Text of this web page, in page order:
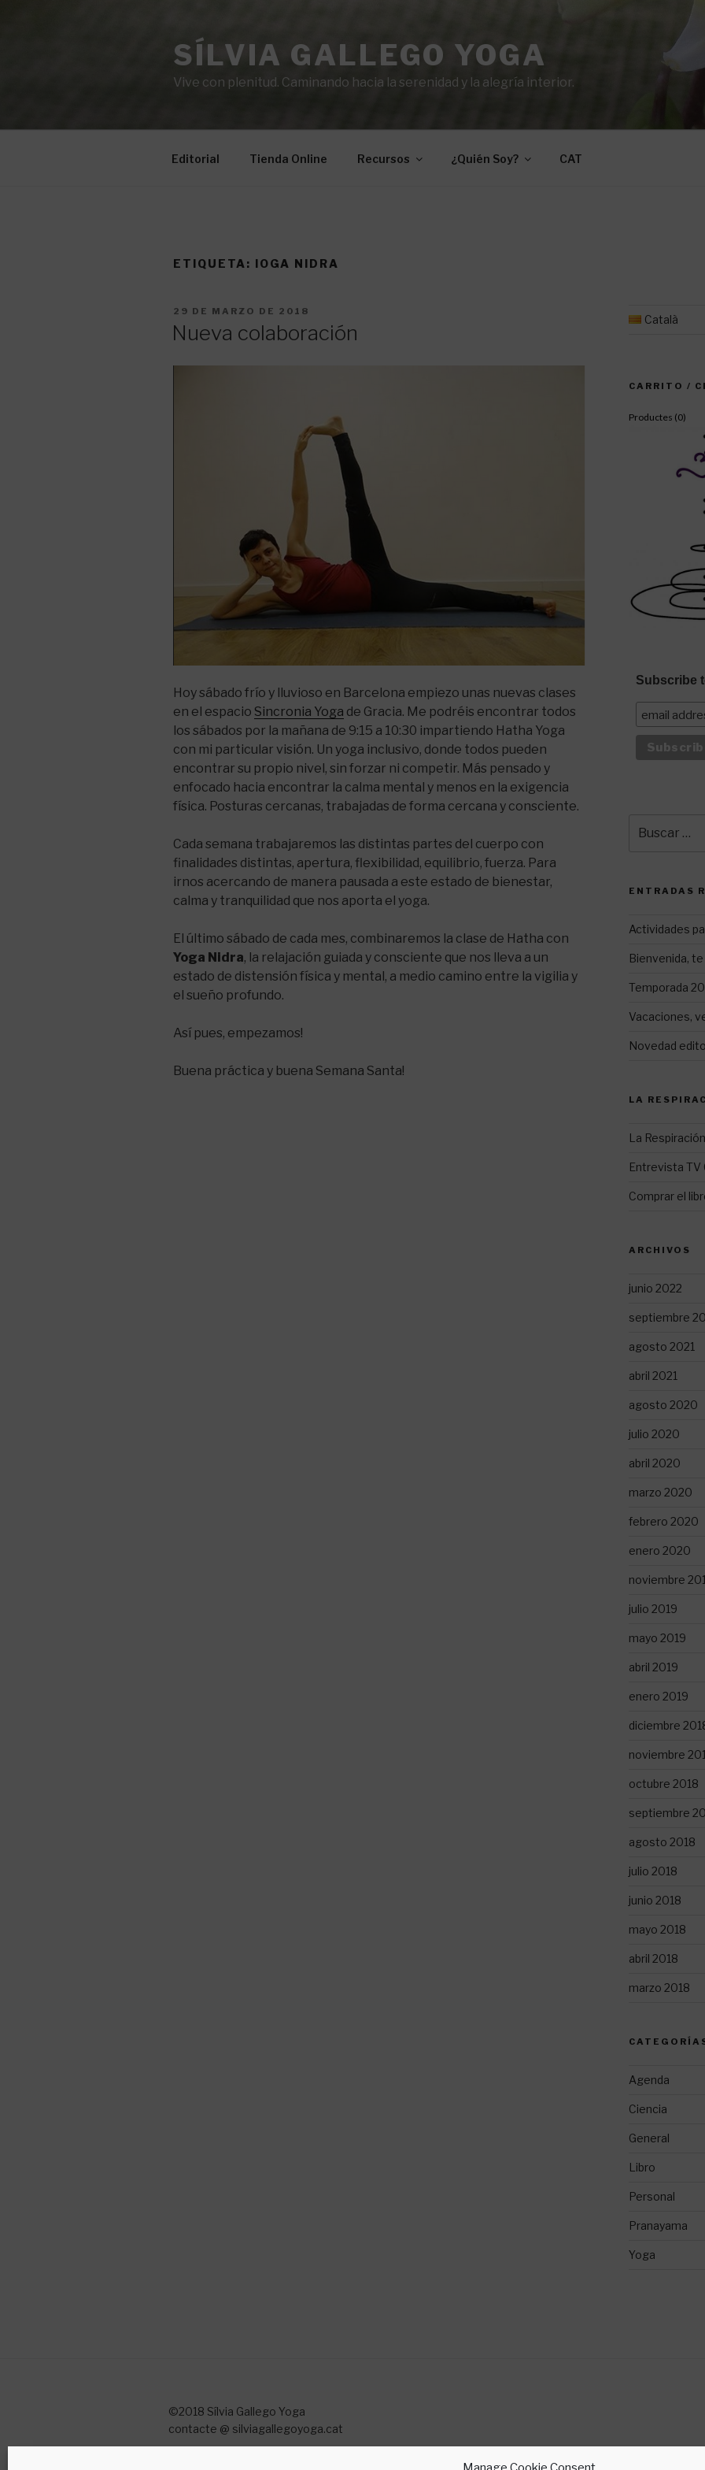
SÍLVIA GALLEGO YOGA
Vive con plenitud. Caminando hacia la serenidad y la alegría interior.
Editorial Tienda Online Recursos ¿Quién Soy? CAT
ETIQUETA: IOGA NIDRA
PUBLICADO
29 DE MARZO DE 2018
Nueva colaboración
Hoy sábado frío y lluvioso en Barcelona empiezo unas nuevas clases
en el espacio Sincronia Yoga de Gracia. Me podréis encontrar todos
los sábados por la mañana de 9:15 a 10:30 impartiendo Hatha Yoga
con mi particular visión. Un yoga inclusivo, donde todos pueden
encontrar su propio nivel, sin forzar ni competir. Más pensado y
enfocado hacia encontrar la calma mental y menos en la exigencia
física. Posturas cercanas, trabajadas de forma cercana y consciente.
Cada semana trabajaremos las distintas partes del cuerpo con
finalidades distintas, apertura, flexibilidad, equilibrio, fuerza. Para
irnos acercando de manera pausada a este estado de bienestar,
calma y tranquilidad que nos aporta el yoga.
El último sábado de cada mes, combinaremos la clase de Hatha con
Yoga Nidra, la relajación guiada y consciente que nos lleva a un
estado de distensión física y mental, a medio camino entre la vigilia y
el sueño profundo.
Así pues, empezamos!
Buena práctica y buena Semana Santa!
Català
CARRITO /
Productes (0)
Subscribe
por:
ENTRADAS
Actividades
Bienvenida,
Temporada
Vacaciones,
Novedad
LA
La
Entrevista TV
Comprar el
ARCHIVOS
junio 2022
septiembre
agosto 2021
abril 2021
agosto 2020
julio 2020
abril 2020
marzo 2020
febrero 2020
enero 2020
noviembre
julio 2019
mayo 2019
abril 2019
enero 2019
diciembre
noviembre
octubre 2018
septiembre
agosto 2018
julio 2018
junio 2018
mayo 2018
abril 2018
marzo 2018
Agenda
Ciencia
General
Libro
Personal
Pranayama
Yoga
©2018 Sílvia Gallego Yoga
contacte @ silviagallegoyoga.cat